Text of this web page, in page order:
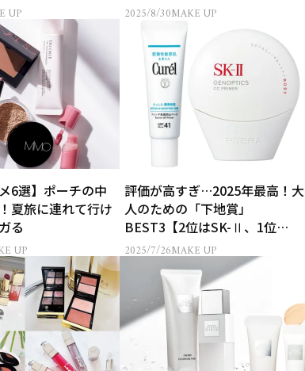
UP 2025/8/30MAKE UP
6選】ポーチの中
夏旅に連れて行け
る
UP
評価が高すぎ…2025年最高！大
人のための「下地賞」
BEST3【2位はSK-Ⅱ、1位
は？】
2025/7/26MAKE UP